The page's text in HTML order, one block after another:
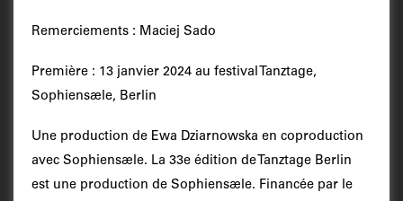
Remerciements : Maciej Sado
Première : 13 janvier 2024 au festival Tanztage,
Sophiensæle, Berlin
Une production de Ewa Dziarnowska en coproduction
avec Sophiensæle. La 33e édition de Tanztage Berlin
est une production de Sophiensæle. Financée par le